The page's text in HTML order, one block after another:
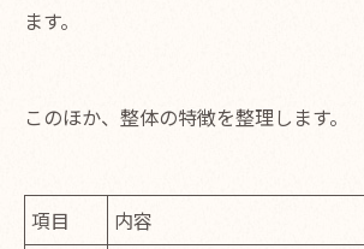
ます。
このほか、整体の特徴を整理します。
項目
内容